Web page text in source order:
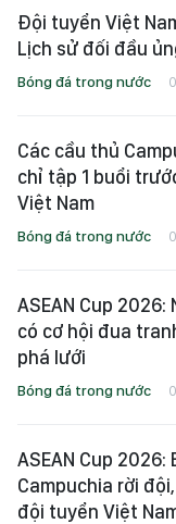
Đội tuyển Việt
Lịch sử đối đầu
Bóng đá trong nước
Các cầu thủ
chỉ tập 1 buổi
Việt Nam
Bóng đá trong nước
ASEAN Cup
có cơ hội đua
phá lưới
Bóng đá trong nước
ASEAN Cup
Campuchia rời
đội tuyển Việt